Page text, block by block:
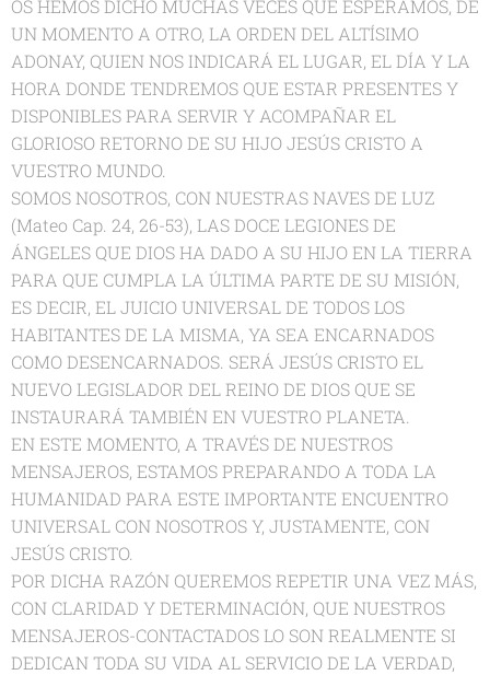
OS HEMOS DICHO MUCHAS VECES QUE ESPERAMOS, DE
UN MOMENTO A OTRO, LA ORDEN DEL ALTÍSIMO
ADONAY, QUIEN NOS INDICARÁ EL LUGAR, EL DÍA Y LA
HORA DONDE TENDREMOS QUE ESTAR PRESENTES Y
DISPONIBLES PARA SERVIR Y ACOMPAÑAR EL
GLORIOSO RETORNO DE SU HIJO JESÚS CRISTO A
VUESTRO MUNDO.
SOMOS NOSOTROS, CON NUESTRAS NAVES DE LUZ
(Mateo Cap. 24, 26-53), LAS DOCE LEGIONES DE
ÁNGELES QUE DIOS HA DADO A SU HIJO EN LA TIERRA
PARA QUE CUMPLA LA ÚLTIMA PARTE DE SU MISIÓN,
ES DECIR, EL JUICIO UNIVERSAL DE TODOS LOS
HABITANTES DE LA MISMA, YA SEA ENCARNADOS
COMO DESENCARNADOS. SERÁ JESÚS CRISTO EL
NUEVO LEGISLADOR DEL REINO DE DIOS QUE SE
INSTAURARÁ TAMBIÉN EN VUESTRO PLANETA.
EN ESTE MOMENTO, A TRAVÉS DE NUESTROS
MENSAJEROS, ESTAMOS PREPARANDO A TODA LA
HUMANIDAD PARA ESTE IMPORTANTE ENCUENTRO
UNIVERSAL CON NOSOTROS Y, JUSTAMENTE, CON
JESÚS CRISTO.
POR DICHA RAZÓN QUEREMOS REPETIR UNA VEZ MÁS,
CON CLARIDAD Y DETERMINACIÓN, QUE NUESTROS
MENSAJEROS-CONTACTADOS LO SON REALMENTE SI
DEDICAN TODA SU VIDA AL SERVICIO DE LA VERDAD,